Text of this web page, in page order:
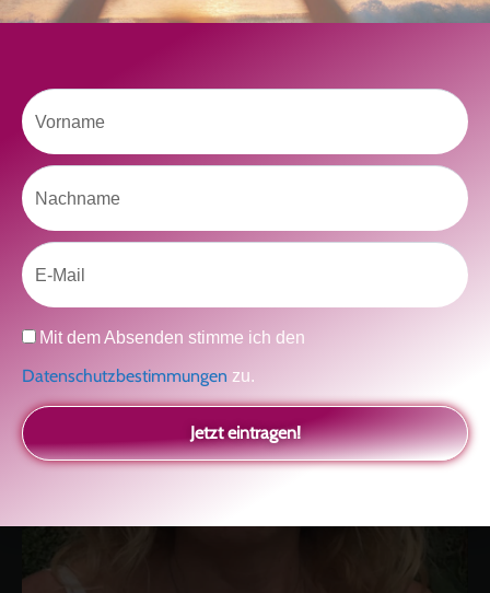
kolitscher.by.biotic
glückliche Beziehung-The Master KeyAsha und Marie-Luise
Vorname
Nachname
Email
Datenschutz
Mit dem Absenden stimme ich den
Datenschutzbestimmungen zu.
Jetzt eintragen!